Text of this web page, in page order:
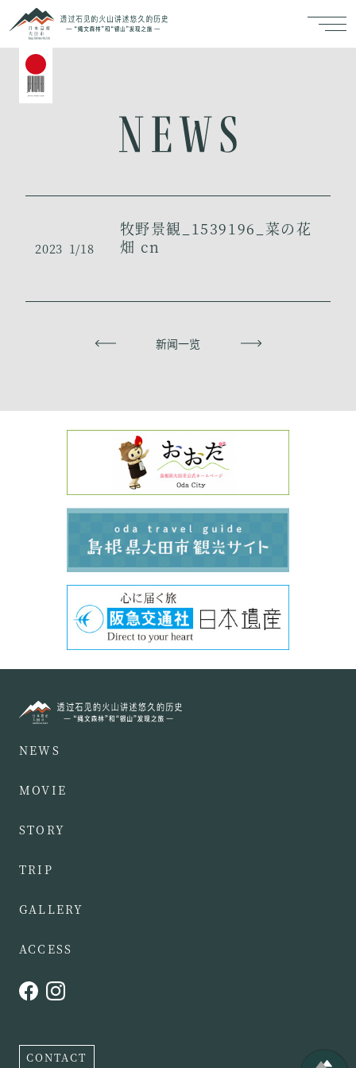
2023 1/18
牧野景観_1539196_菜の花
畑 cn
新闻一览
NEWS
MOVIE
STORY
TRIP
GALLERY
ACCESS
CONTACT